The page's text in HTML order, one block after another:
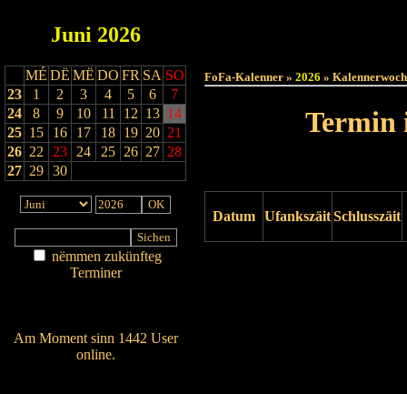
Juni 2026
MÉ DË MË DO FR SA SO
23
1 2 3 4 5 6
7
24
8 9 10 11 12 13 14
25 15 16 17 18 19 20 21
26 22 23 24 25 26 27 28
27 29 30
nëmmen zukünfteg
Terminer
Am Moment sinn 1442 User
online.
FoFa-Kalenner » 2026 »
Termin
Datum UfankszäitSchlusszäit